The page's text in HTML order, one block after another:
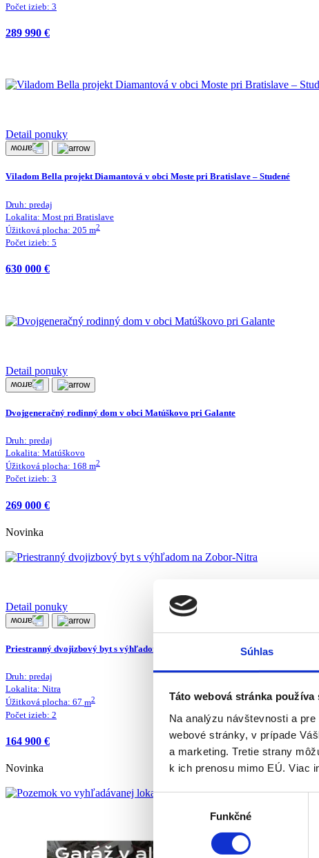
Súhlas
Táto webová stránka
Na analýzu návštevnosti a
webové stránky, v prípade
a marketing. Tretie strany
k ich prenosu mimo EÚ. Viac
Výber
Funkčné
Počet izieb: 3
289 990 €
Detail ponuky
Viladom Bella projekt Diamantová v obci Moste pri Bratislave – Studené
Druh: predaj
Lokalita: Most pri Bratislave
Úžitková plocha: 205 m2
Počet izieb: 5
630 000 €
Detail ponuky
Dvojgeneračný rodinný dom v obci Matúškovo pri Galante
Druh: predaj
Lokalita: Matúškovo
Úžitková plocha: 168 m2
Počet izieb: 3
269 000 €
Novinka
Detail ponuky
Priestranný dvojizbový byt s výhľadom na Zobor-Nitra
Druh: predaj
Lokalita: Nitra
Úžitková plocha: 67 m2
Počet izieb: 2
164 900 €
Novinka